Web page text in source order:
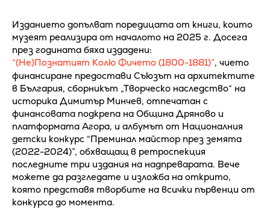
Изданието допълват поредицата от книги, които
музеят реализира от началото на 2025 г. Досега
през годината бяха издадени:
“(Не)Познатият Колю Фичето (1800-1881)”, чието
финансиране предостави Съюзът на архитектите
в България, сборникът „Творческо наследство“ на
историка Димитър Минчев, отпечатан с
финансовата подкрепа на Община Дряново и
платформата Агора, и албумът от Националния
детски конкурс “Преминал майстор през земята
(2022-2024)”, обхващащ в ретроспекция
последните три издания на надпреварата. Вече
можете да разгледате и изложба на открито,
която представя творбите на всички първенци от
конкурса до момента.